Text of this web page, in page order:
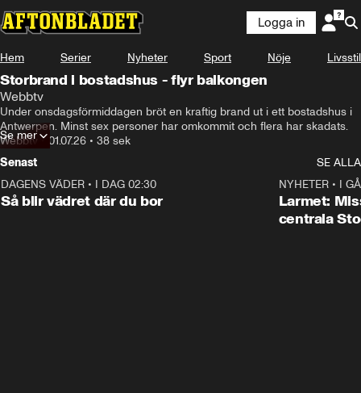
Logga in
Hem Serier Nyheter Sport Nöje Livsstil
Storbrand i bostadshus - flyr balkongen
Webbtv
Under onsdagsförmiddagen bröt en kraftig brand ut i ett bostadshus i
Antwerpen. Minst sex personer har omkommit och flera har skadats.
Webbtv • 01.07.26 • 38 sek
Se mer
Senast
SE ALLA
DAGENS VÄDER • I DAG 02:30
Så blir vädret där du bor
NYHETER• I
Larmet:
centrala